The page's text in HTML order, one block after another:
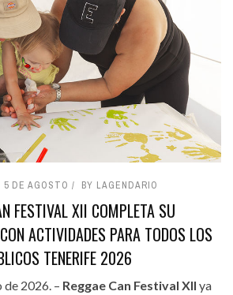
5 DE AGOSTO BY LAGENDARIO
FESTIVAL XII COMPLETA SU
ACTIVIDADES PARA TODOS LOS
TENERIFE 2026
de 2026. – Reggae Can Festival XII ya